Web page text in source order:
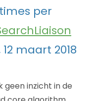
per
maart 2018
geen inzicht in de